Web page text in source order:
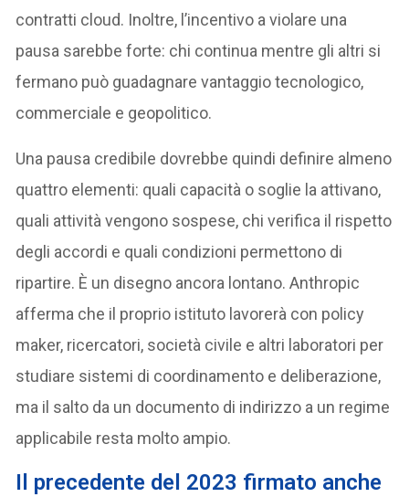
contratti cloud. Inoltre, l’incentivo a violare una
pausa sarebbe forte: chi continua mentre gli altri si
fermano può guadagnare vantaggio tecnologico,
commerciale e geopolitico.
Una pausa credibile dovrebbe quindi definire almeno
quattro elementi: quali capacità o soglie la attivano,
quali attività vengono sospese, chi verifica il rispetto
degli accordi e quali condizioni permettono di
ripartire. È un disegno ancora lontano. Anthropic
afferma che il proprio istituto lavorerà con policy
maker, ricercatori, società civile e altri laboratori per
studiare sistemi di coordinamento e deliberazione,
ma il salto da un documento di indirizzo a un regime
applicabile resta molto ampio.
Il precedente del 2023 firmato anche